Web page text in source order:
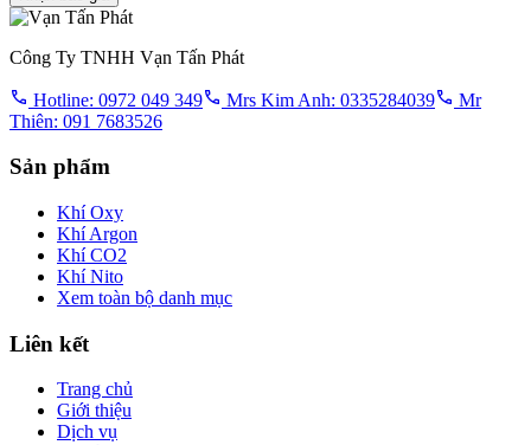
Công Ty TNHH Vạn Tấn Phát
Hotline: 0972 049 349 Mrs Kim Anh: 0335284039
Mr
Thiên: 091 7683526
Sản phẩm
Khí Oxy
Khí Argon
Khí CO2
Khí Nito
Xem toàn bộ danh mục
Liên kết
Trang chủ
Giới thiệu
Dịch vụ